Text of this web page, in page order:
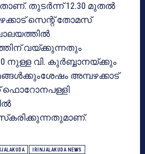
തുടര്‍ന്ന് 12.30 മുതല്‍
സെന്റ് തോമസ്
വയ്ക്കുന്നതും
നുള്ള വി. കുര്‍ബ്ബാനയ്ക്കും
അമ്പഴക്കാട്
ഫൊറോനപള്ളി
IRINJALAKUDA NEWS